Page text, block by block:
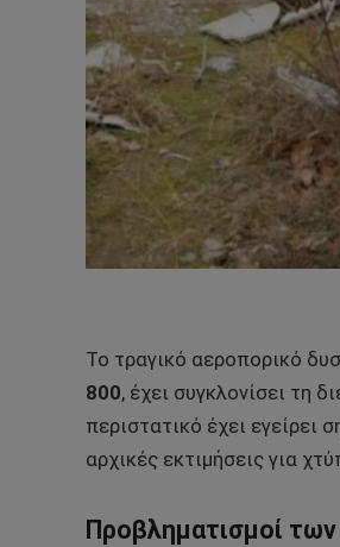
Το τραγικό αεροπορικό
800, έχει συγκλονίσει τη
περιστατικό έχει εγείρει
αρχικές εκτιμήσεις για
Προβληματισμοί των